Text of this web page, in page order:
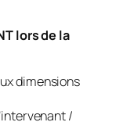
lors de la
dimensions
/